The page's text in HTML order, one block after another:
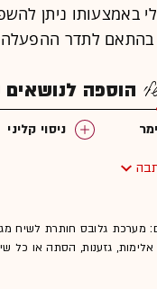
באמצעותו ניתן
בהתאם לתדר
הוספה לנושאים
ניסוי קליני
גלובס חותרת לשיח
אלימות, גזענות, הסתה או כל